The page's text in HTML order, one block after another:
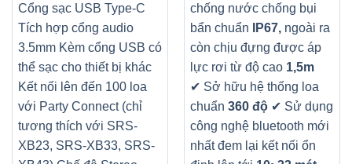
Cổng sạc USB Type-C
Tích hợp cổng audio
3.5mm Kèm cổng USB có
thể sạc cho thiết bị khác
Kết nối lên đến 100 loa
với Party Connect (chỉ
tương thích với SRS-
XB23, SRS-XB33, SRS-
chống nước chống bụi
bẩn chuẩn
IP67,ngoài ra
còn chịu đựng được áp
lực rơi từ độ cao 1,5m
✔ Sở hữu hệ thống loa
chuẩn 360 độ ✔ Sử dụng
công nghệ bluetooth mới
nhất đem lại kết nối ổn